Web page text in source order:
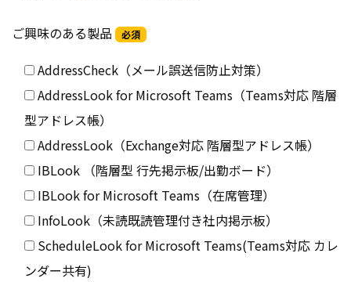
ご興味のある製品 必須
AddressCheck（メール誤送信防止対策）
AddressLook for Microsoft Teams（Teams対応 階層
型アドレス帳）
AddressLook（Exchange対応 階層型アドレス帳）
IBLook （階層型 行先掲示板/出勤ボード）
IBLook for Microsoft Teams（在席管理）
InfoLook（未読既読管理付き社内掲示板）
ScheduleLook for Microsoft Teams(Teams対応 カレ
ンダー共有)